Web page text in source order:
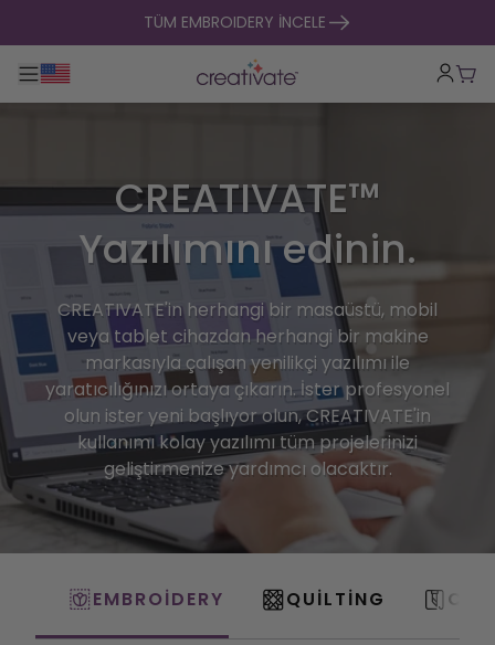
TÜM EMBROIDERY İNCELE
Ana gezintiyi aç / kapat
CREATIVATE™
Yazılımını edinin.
CREATIVATE'in herhangi bir masaüstü, mobil
veya tablet cihazdan herhangi bir makine
markasıyla çalışan yenilikçi yazılımı ile
yaratıcılığınızı ortaya çıkarın. İster profesyonel
olun ister yeni başlıyor olun, CREATIVATE'in
kullanımı kolay yazılımı tüm projelerinizi
geliştirmenize yardımcı olacaktır.
EMBROIDERY QUILTING